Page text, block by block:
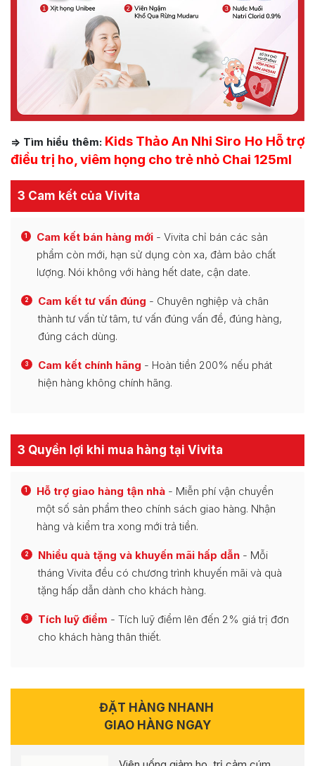
=> Tìm hiểu thêm: Kids Thảo An Nhi Siro Ho Hỗ trợ
điều trị ho, viêm họng cho trẻ nhỏ Chai 125ml
3 Cam kết của Vivita
1 Cam kết bán hàng mới - Vivita chỉ bán các sản
phẩm còn mới, hạn sử dụng còn xa, đảm bảo chất
lượng. Nói không với hàng hết date, cận date.
2 Cam kết tư vấn đúng - Chuyên nghiệp và chân
thành tư vấn từ tâm, tư vấn đúng vấn đề, đúng hàng,
đúng cách dùng.
3 Cam kết chính hãng - Hoàn tiền 200% nếu phát
hiện hàng không chính hãng.
3 Quyền lợi khi mua hàng tại Vivita
1 Hỗ trợ giao hàng tận nhà - Miễn phí vận chuyển
một số sản phẩm theo chính sách giao hàng. Nhận
hàng và kiểm tra xong mới trả tiền.
2 Nhiều quà tặng và khuyến mãi hấp dẫn - Mỗi
tháng Vivita đều có chương trình khuyến mãi và quà
tặng hấp dẫn dành cho khách hàng.
3 Tích luỹ điểm - Tích luỹ điểm lên đến 2% giá trị đơn
cho khách hàng thân thiết.
ĐẶT HÀNG NHANH
GIAO HÀNG NGAY